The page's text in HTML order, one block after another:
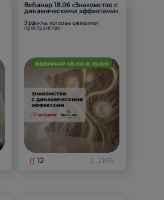
Вебинар 18.06 «Знакомство с
динамическими эффектами»
Эффекты, которые оживляют
пространство
12 2106